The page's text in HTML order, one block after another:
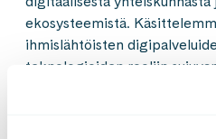
ekosysteemistä.
ihmislähtöisten
teknologioiden rooliin